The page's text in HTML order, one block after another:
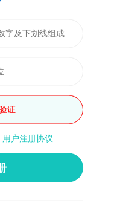
证
用户注册协议